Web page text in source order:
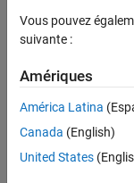
Gestion des
Enregistrer
Vous pouvez
suivante :
Amériques
América Latina
Canada (English)
United States